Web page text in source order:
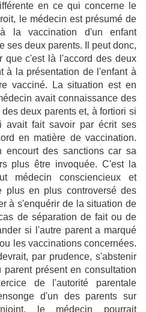
en ce qui concerne le
le médecin est présumé de
la vaccination d'un enfant
ses deux parents. Il peut donc,
que c'est là l'accord des deux
à la présentation de l'enfant à
vacciné. La situation est en
avait connaissance des
deux parents et, à fortiori si
avait fait savoir par écrit ses
en matière de vaccination.
encourt des sanctions car sa
plus être invoquée. C'est la
médecin consciencieux et
plus en plus controversé des
à s'enquérir de la situation de
de séparation de fait ou de
si l'autre parent a marqué
les vaccinations concernées.
par prudence, s'abstenir
présent en consultation
de l'autorité parentale
d'un des parents sur
le médecin pourrait